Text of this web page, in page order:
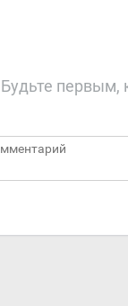
Будьте первым,